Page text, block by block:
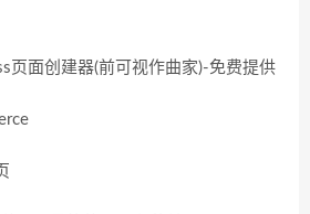
页面创建器(前可视作曲家)-免费提供